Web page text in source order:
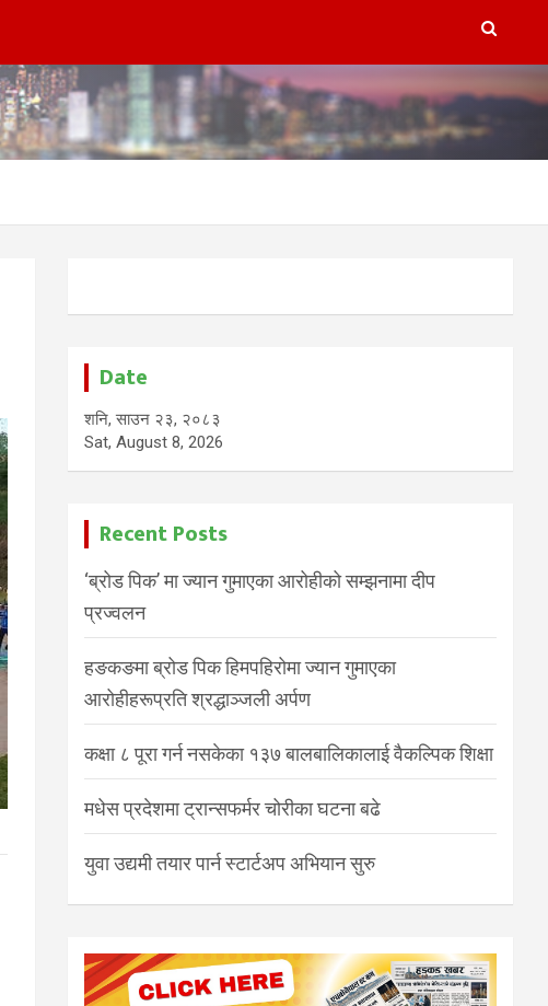
Date
शनि, साउन २३, २०८३
Sat, August 8, 2026
Recent Posts
‘ब्रोड पिक’ मा ज्यान गुमाएका आरोहीको सम्झनामा दीप
प्रज्वलन
हङकङमा ब्रोड पिक हिमपहिरोमा ज्यान गुमाएका
आरोहीहरूप्रति श्रद्धाञ्जली अर्पण
कक्षा ८ पूरा गर्न नसकेका १३७ बालबालिकालाई वैकल्पिक शिक्षा
मधेस प्रदेशमा ट्रान्सफर्मर चोरीका घटना बढे
युवा उद्यमी तयार पार्न स्टार्टअप अभियान सुरु